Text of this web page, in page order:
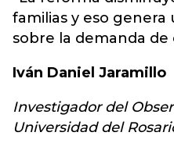
familias y eso
sobre la demanda de
Iván Daniel Jaramillo
Investigador del
Universidad del